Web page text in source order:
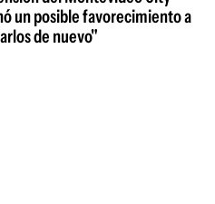
un posible favorecimiento a
de nuevo"